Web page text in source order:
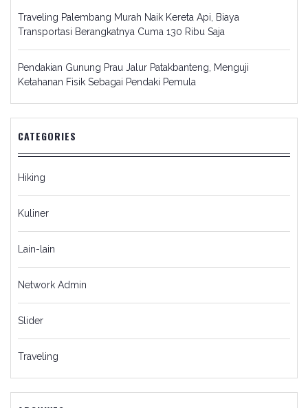
Traveling Palembang Murah Naik Kereta Api, Biaya
Transportasi Berangkatnya Cuma 130 Ribu Saja
Pendakian Gunung Prau Jalur Patakbanteng, Menguji
Ketahanan Fisik Sebagai Pendaki Pemula
CATEGORIES
Hiking
Kuliner
Lain-lain
Network Admin
Slider
Traveling